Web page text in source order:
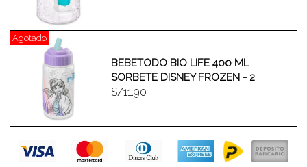
Agotado
BEBETODO BIO LIFE 400 ML
SORBETE DISNEY FROZEN - 2
S/11.90